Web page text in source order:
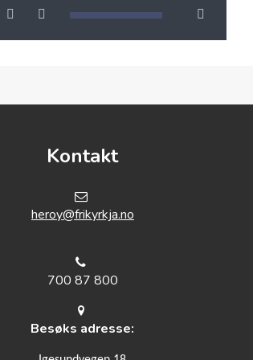
Kontakt
heroy@frikyrkja.no
700 87 800
Besøks adresse: